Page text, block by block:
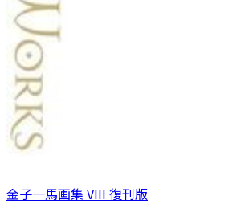
金子一馬画集 VIII 復刊版